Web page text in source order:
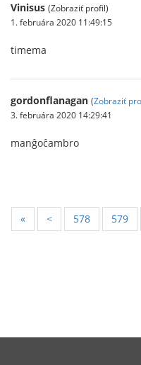
Vinisus (Zobraziť profil)
1. februára 2020 11:49:15
timema
gordonflanagan (Zobraziť
3. februára 2020 14:29:41
manĝoĉambro
« < 578 579